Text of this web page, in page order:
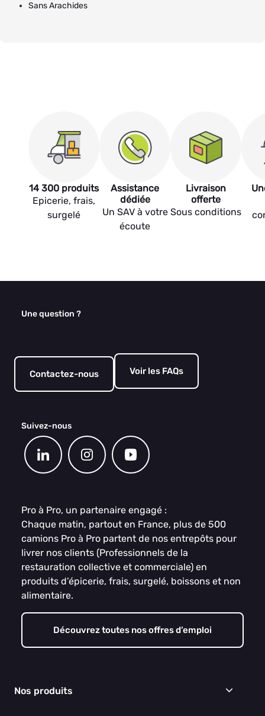
Sans Arachides
14 300 produits
Epicerie, frais,
surgelé
Assistance
dédiée
Un SAV à votre
écoute
Livraison
offerte
Sous conditions
Une question ?
Contactez-nous Voir les FAQs
Suivez-nous
Pro à Pro, un partenaire engagé :
Chaque matin, partout en France, plus de 500
camions Pro à Pro partent de nos entrepôts pour
livrer nos clients (Professionnels de la
restauration collective et commerciale) en
produits d’épicerie, frais, surgelé, boissons et non
alimentaire.
Découvrez toutes nos offres d’emploi
Nos produits